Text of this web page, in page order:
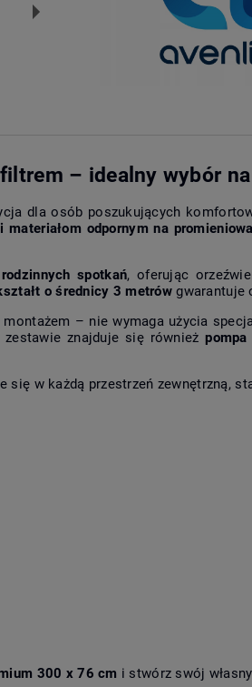
– idealny wybór
dla osób poszukujących
odpornym na
spotkań, oferując
o średnicy 3 metrów gwarantuje
– nie wymaga użycia
zestawie znajduje się również
w każdą przestrzeń zewnętrzną,
300 x 76 cm i stwórz swój